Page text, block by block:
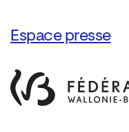
Espace presse